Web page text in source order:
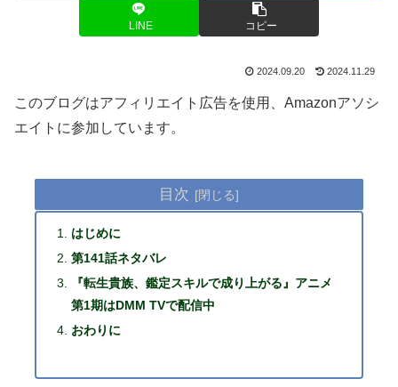
LINE コピー
2024.09.20 2024.11.29
このブログはアフィリエイト広告を使用、Amazonアソシ
エイトに参加しています。
目次
はじめに
第141話ネタバレ
『転生貴族、鑑定スキルで成り上がる』アニメ
第1期はDMM TVで配信中
おわりに